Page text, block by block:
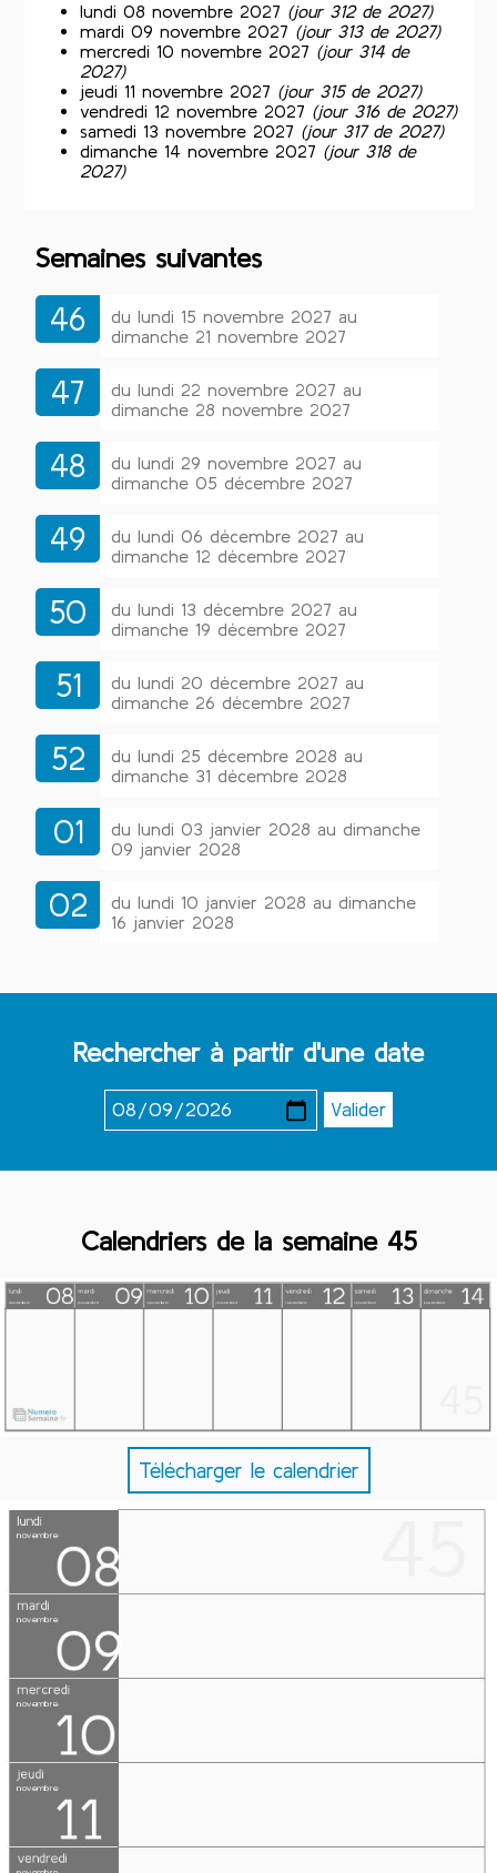
lundi 08 novembre 2027 (jour 312 de 2027)
mardi 09 novembre 2027 (jour 313 de 2027)
mercredi 10 novembre 2027 (jour 314 de
2027)
jeudi 11 novembre 2027 (jour 315 de 2027)
vendredi 12 novembre 2027 (jour 316 de 2027)
samedi 13 novembre 2027 (jour 317 de 2027)
dimanche 14 novembre 2027 (jour 318 de
2027)
Semaines suivantes
46
du lundi 15 novembre 2027 au
dimanche 21 novembre 2027
47
du lundi 22 novembre 2027 au
dimanche 28 novembre 2027
48
du lundi 29 novembre 2027 au
dimanche 05 décembre 2027
49
du lundi 06 décembre 2027 au
dimanche 12 décembre 2027
50
du lundi 13 décembre 2027 au
dimanche 19 décembre 2027
51
du lundi 20 décembre 2027 au
dimanche 26 décembre 2027
52
du lundi 25 décembre 2028 au
dimanche 31 décembre 2028
01
du lundi 03 janvier 2028 au dimanche
09 janvier 2028
02
du lundi 10 janvier 2028 au dimanche
16 janvier 2028
Rechercher à partir d'une date
Calendriers de la semaine 45
Télécharger le calendrier